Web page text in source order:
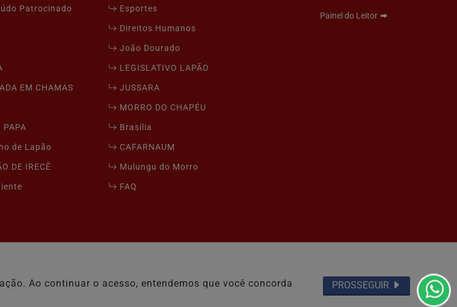
Patrocinado
Esportes
Direitos Humanos
João Dourado
LEGISLATIVO LAPÃO
EM CHAMAS
JUSSARA
MORRO DO CHAPÉU
PAPA
Brasília
de Lapão
CAFARNAUM
DE IRECÊ
Mulungu do Morro
FAQ
Painel do Leitor
Ao continuar o acesso, entendemos que você concorda
PROSSEGUIR